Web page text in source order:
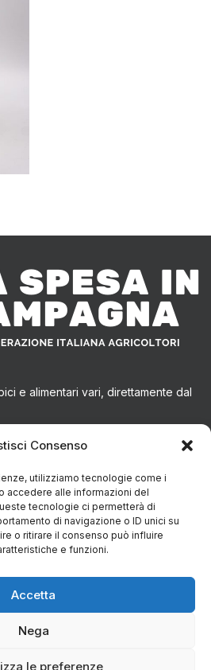
Consenso
utilizziamo tecnologie come i
accedere alle informazioni del
tecnologie ci permetterà di
di navigazione o ID unici su
o ritirare il consenso può influire
e funzioni.
Accetta
Nega
le preferenze
e alimentari vari, direttamente dal
- 85050 Villa D'agri PZ
Val d'Agri